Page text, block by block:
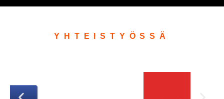
YHTEISTYÖSSÄ